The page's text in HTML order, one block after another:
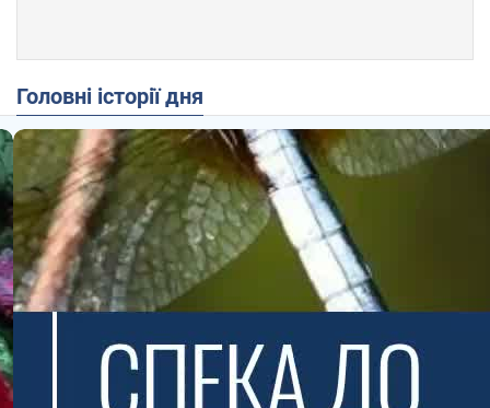
Головні історії дня